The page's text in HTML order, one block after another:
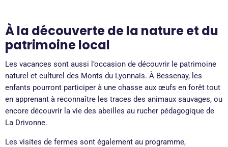
À la découverte de la nature et du
patrimoine local
Les vacances sont aussi l’occasion de découvrir le patrimoine
naturel et culturel des Monts du Lyonnais. À Bessenay, les
enfants pourront participer à une chasse aux œufs en forêt tout
en apprenant à reconnaître les traces des animaux sauvages, ou
encore découvrir la vie des abeilles au rucher pédagogique de
La Drivonne.
Les visites de fermes sont également au programme,